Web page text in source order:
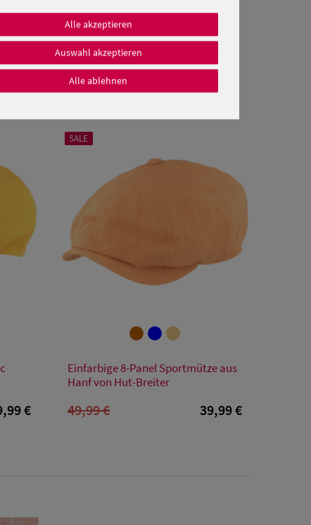
€
SALE
55 56 57 58 59
Einfarbige 8-Panel Sportmütze aus
Hanf von Hut-Breiter
49,99 € 39,99 €
Alle akzeptieren
Auswahl akzeptieren
Alle ablehnen